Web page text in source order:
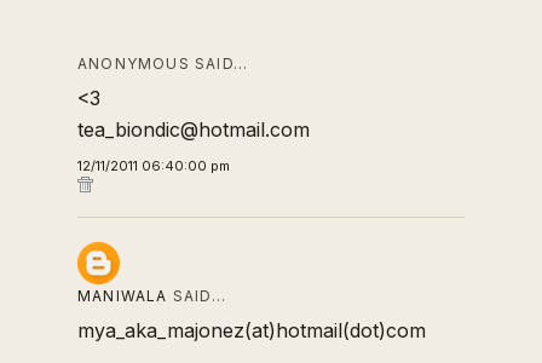
ANONYMOUS SAID…
<3
tea_biondic@hotmail.com
12/11/2011 06:40:00 pm
MANIWALA SAID…
mya_aka_majonez(at)hotmail(dot)com